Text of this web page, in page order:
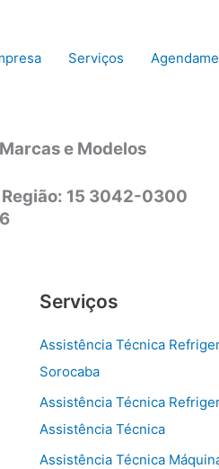
Serviços
e Modelos
15 3042-0300
Serviços
Assistência Técnica
Sorocaba
Assistência Técnica
Assistência Técnica
Assistência Técnica